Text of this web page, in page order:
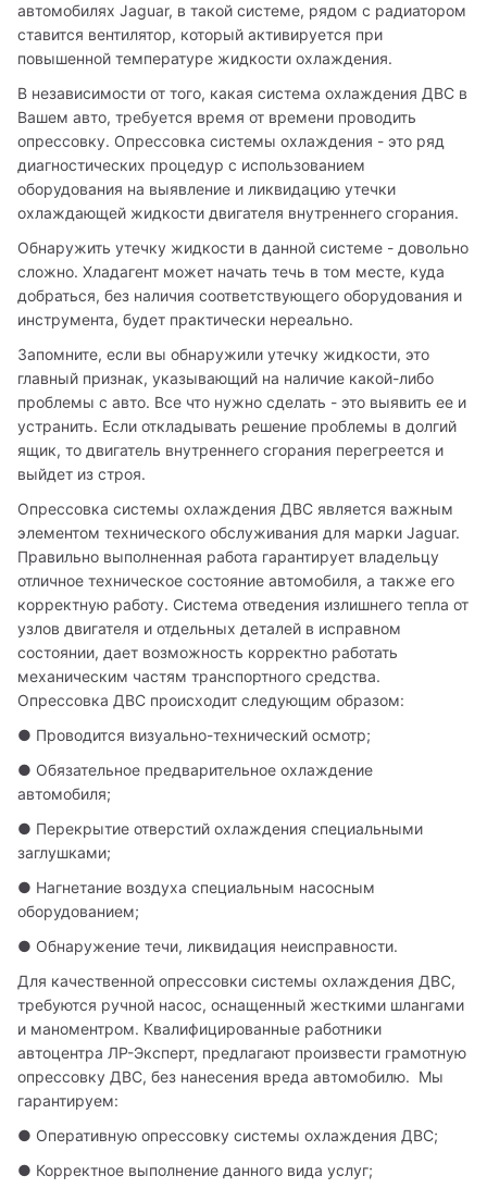
автомобилях Jaguar, в такой системе, рядом с радиатором
ставится вентилятор, который активируется при
повышенной температуре жидкости охлаждения.
В независимости от того, какая система охлаждения ДВС в
Вашем авто, требуется время от времени проводить
опрессовку. Опрессовка системы охлаждения - это ряд
диагностических процедур с использованием
оборудования на выявление и ликвидацию утечки
охлаждающей жидкости двигателя внутреннего сгорания.
Обнаружить утечку жидкости в данной системе - довольно
сложно. Хладагент может начать течь в том месте, куда
добраться, без наличия соответствующего оборудования и
инструмента, будет практически нереально.
Запомните, если вы обнаружили утечку жидкости, это
главный признак, указывающий на наличие какой-либо
проблемы с авто. Все что нужно сделать - это выявить ее и
устранить. Если откладывать решение проблемы в долгий
ящик, то двигатель внутреннего сгорания перегреется и
выйдет из строя.
Опрессовка системы охлаждения ДВС является важным
элементом технического обслуживания для марки Jaguar.
Правильно выполненная работа гарантирует владельцу
отличное техническое состояние автомобиля, а также его
корректную работу. Система отведения излишнего тепла от
узлов двигателя и отдельных деталей в исправном
состоянии, дает возможность корректно работать
механическим частям транспортного средства.
Опрессовка ДВС происходит следующим образом:
● Проводится визуально-технический осмотр;
● Обязательное предварительное охлаждение
автомобиля;
● Перекрытие отверстий охлаждения специальными
заглушками;
● Нагнетание воздуха специальным насосным
оборудованием;
● Обнаружение течи, ликвидация неисправности.
Для качественной опрессовки системы охлаждения ДВС,
требуются ручной насос, оснащенный жесткими шлангами
и маноментром. Квалифицированные работники
автоцентра ЛР-Эксперт, предлагают произвести грамотную
опрессовку ДВС, без нанесения вреда автомобилю.  Мы
гарантируем:
● Оперативную опрессовку системы охлаждения ДВС;
● Корректное выполнение данного вида услуг;